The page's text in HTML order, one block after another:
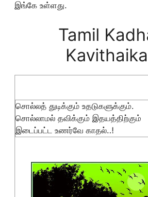
இங்கே உள்ளது.
Tamil
சொல்லத் துடிக்கும் உதடுகளுக்கும்.
சொல்லாமல் தவிக்கும் இதயத்திற்கும்
இடைப்பட்ட உணர்வே காதல்..!